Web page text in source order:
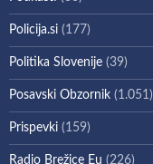
Policija.si (177)
Politika Slovenije (39)
Posavski Obzornik (1.051)
Prispevki (159)
Radio Brežice Eu (226)